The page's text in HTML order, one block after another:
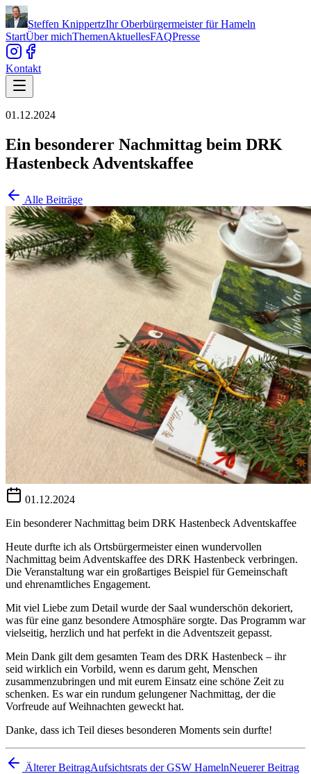
Steffen KnippertzIhr Oberbürgermeister für Hameln
StartÜber michThemenAktuellesFAQPresse
Kontakt
01.12.2024
Ein besonderer Nachmittag beim DRK
Hastenbeck Adventskaffee
Alle Beiträge
01.12.2024
Ein besonderer Nachmittag beim DRK Hastenbeck Adventskaffee
Heute durfte ich als Ortsbürgermeister einen wundervollen
Nachmittag beim Adventskaffee des DRK Hastenbeck verbringen.
Die Veranstaltung war ein großartiges Beispiel für Gemeinschaft
und ehrenamtliches Engagement.
Mit viel Liebe zum Detail wurde der Saal wunderschön dekoriert,
was für eine ganz besondere Atmosphäre sorgte. Das Programm war
vielseitig, herzlich und hat perfekt in die Adventszeit gepasst.
Mein Dank gilt dem gesamten Team des DRK Hastenbeck – ihr
seid wirklich ein Vorbild, wenn es darum geht, Menschen
zusammenzubringen und mit eurem Einsatz eine schöne Zeit zu
schenken. Es war ein rundum gelungener Nachmittag, der die
Vorfreude auf Weihnachten geweckt hat.
Danke, dass ich Teil dieses besonderen Moments sein durfte!
Älterer BeitragAufsichtsrats der GSW HamelnNeuerer Beitrag